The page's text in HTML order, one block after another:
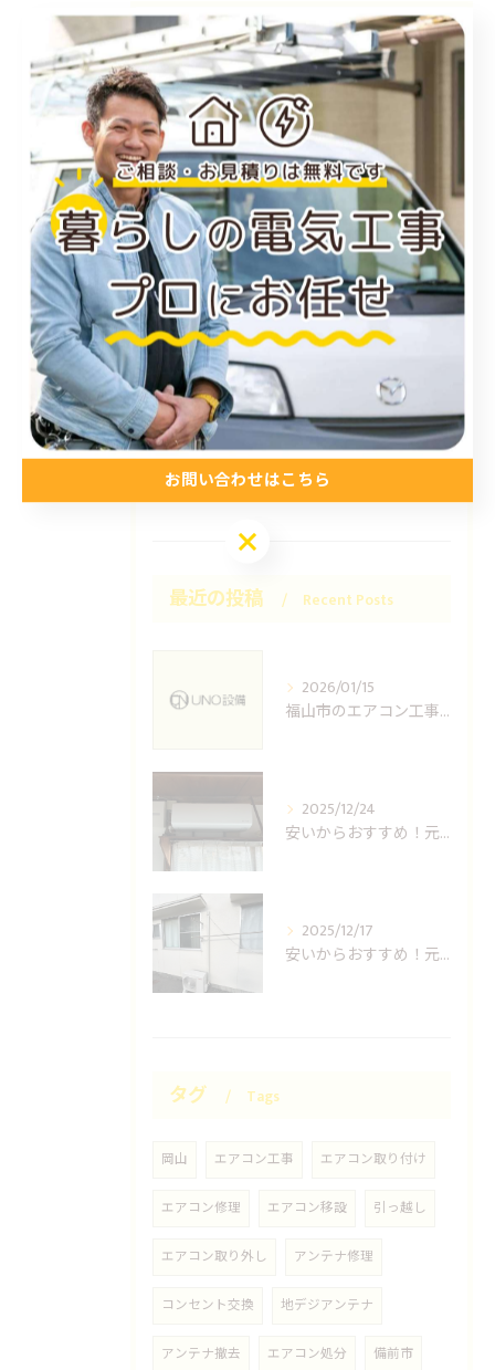
カテゴリー Categories
全てのカテゴリー
福山市のエアコン工事
尾道市のエアコン工事
倉敷市のエアコン工事
アンテナ工事
電気工事
お知らせ
施工事例
お得情報
コラム
プライベート
最近の投稿 Recent Posts
2026/01/15
福山市のエアコン工事ならUNO設備へどうぞ
2025/12/24
安いからおすすめ！元消防士の倉敷エアコン取り付け業者はUNO設備へ！
2025/12/17
安いからおすすめ！元消防士の岡山エアコン取り付け業者はUNO設備へ！
タグ Tags
岡山 エアコン工事 エアコン取り付け
エアコン修理 エアコン移設 引っ越し
エアコン取り外し アンテナ修理
コンセント交換 地デジアンテナ
アンテナ撤去 エアコン処分 備前市
お問い合わせはこちら
お問い合わせはこちら